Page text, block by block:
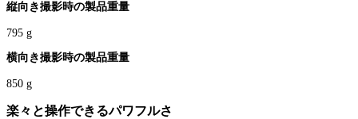
縦向き撮影時の製品重量
795 g
横向き撮影時の製品重量
850 g
楽々と操作できるパワフルさ